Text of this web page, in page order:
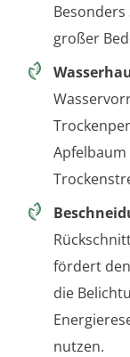
großer
fördert
die
nutzen.